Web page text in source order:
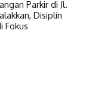
Parkir di Jl.
Disiplin
Fokus